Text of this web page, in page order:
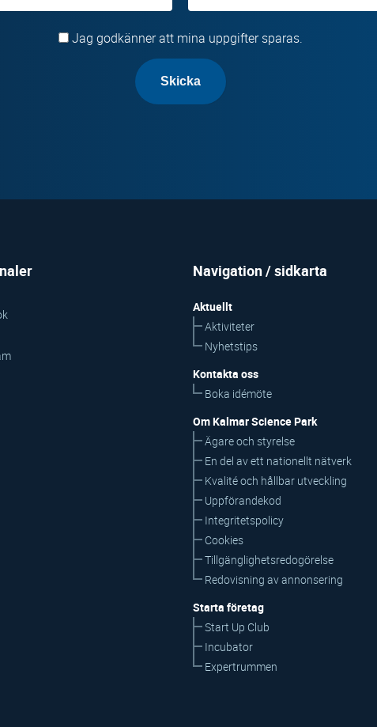
Jag godkänner att mina uppgifter sparas.
Navigation / sidkarta
Aktuellt
Aktiviteter
Nyhetstips
Kontakta oss
Boka idémöte
Om Kalmar Science Park
Ägare och styrelse
En del av ett nationellt nätverk
Kvalité och hållbar utveckling
Uppförandekod
Integritetspolicy
Cookies
Tillgänglighetsredogörelse
Redovisning av annonsering
Starta företag
Start Up Club
Incubator
Expertrummen